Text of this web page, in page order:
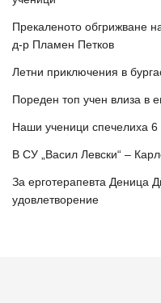
Прекаленото обгрижване
д-р Пламен Петков
Летни приключения в
Пореден топ учен влиза в
Наши ученици спечелиха 6
В СУ „Васил Левски“ –
За ерготерапевта Деница
удовлетворение